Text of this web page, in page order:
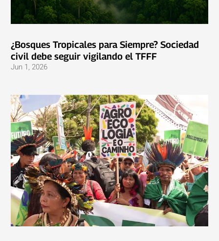
¿Bosques Tropicales para Siempre? Sociedad
civil debe seguir vigilando el TFFF
Jun 1, 2026